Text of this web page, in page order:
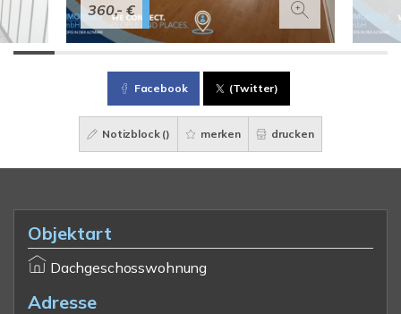
360,- €
Facebook (Twitter)
Notizblock () merken drucken
Objektart
Dachgeschosswohnung
Adresse